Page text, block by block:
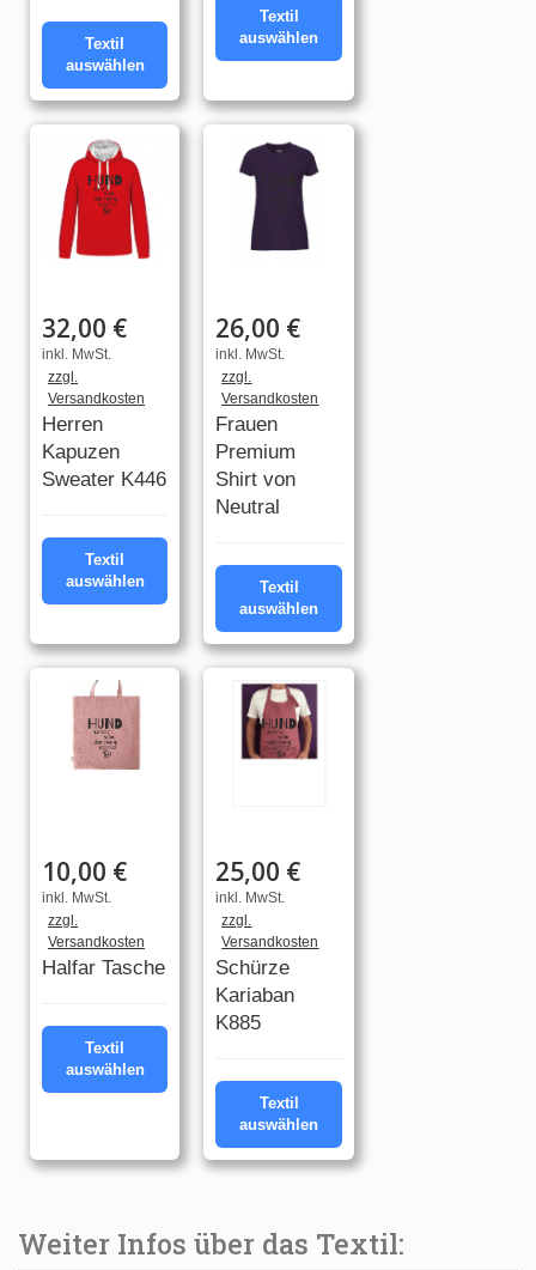
Textil
auswählen
Textil
auswählen
32,00 €
inkl. MwSt.
zzgl.
Versandkosten
Herren
Kapuzen
Sweater K446
Textil
auswählen
26,00 €
inkl. MwSt.
zzgl.
Versandkosten
Frauen
Premium
Shirt von
Neutral
Textil
auswählen
10,00 €
inkl. MwSt.
zzgl.
Versandkosten
Halfar Tasche
Textil
auswählen
25,00 €
inkl. MwSt.
zzgl.
Versandkosten
Schürze
Kariaban
K885
Textil
auswählen
Weiter Infos über das Textil: